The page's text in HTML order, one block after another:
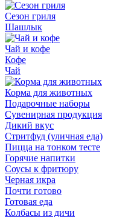
Сезон гриля
Шашлык
Чай и кофе
Кофе
Чай
Корма для животных
Подарочные наборы
Сувенирная продукция
Дикий вкус
Стритфуд (уличная еда)
Пицца на тонком тесте
Горячие напитки
Соусы к фритюру
Черная икра
Почти готово
Готовая еда
Колбасы из дичи